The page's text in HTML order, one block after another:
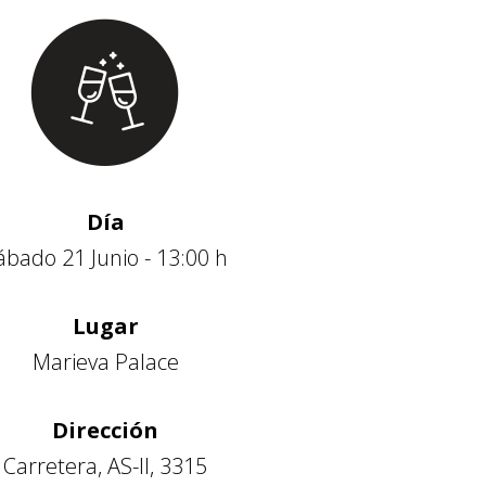
Día
21 Junio - 13:00 h
Lugar
Marieva Palace
Dirección
Carretera, AS-II, 3315